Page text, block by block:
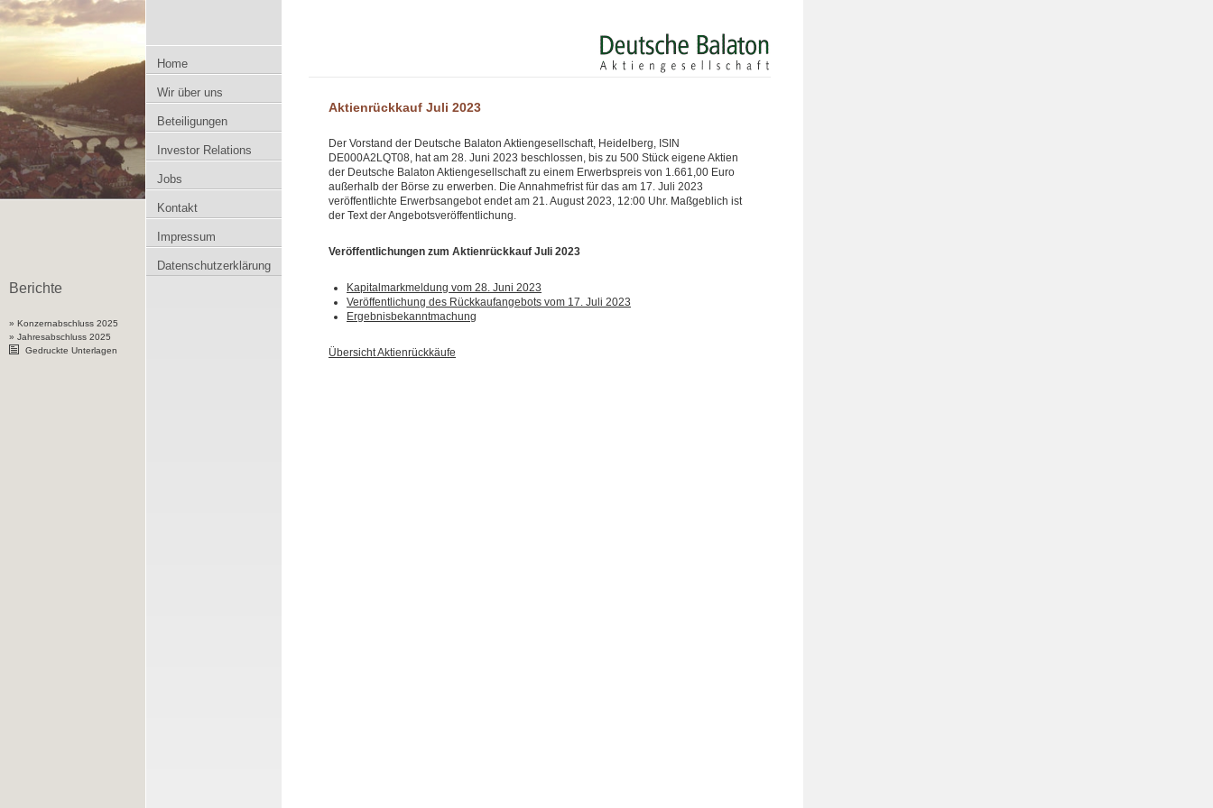
Berichte
» Konzernabschluss 2025
» Jahresabschluss 2025
Gedruckte Unterlagen
Zum Inhalt springen
Home
Wir über uns
Beteiligungen
Investor Relations
Jobs
Kontakt
Impressum
Datenschutzerklärung
Aktienrückkauf Juli 2023
Der Vorstand der Deutsche Balaton Aktiengesellschaft, Heidelberg, ISIN
DE000A2LQT08, hat am 28. Juni 2023 beschlossen, bis zu 500 Stück eigene Aktien
der Deutsche Balaton Aktiengesellschaft zu einem Erwerbspreis von 1.661,00 Euro
außerhalb der Börse zu erwerben. Die Annahmefrist für das am 17. Juli 2023
veröffentlichte Erwerbsangebot endet am 21. August 2023, 12:00 Uhr. Maßgeblich ist
der Text der Angebotsveröffentlichung.
Veröffentlichungen zum Aktienrückkauf Juli 2023
Kapitalmarkmeldung vom 28. Juni 2023
Veröffentlichung des Rückkaufangebots vom 17. Juli 2023
Ergebnisbekanntmachung
Übersicht Aktienrückkäufe